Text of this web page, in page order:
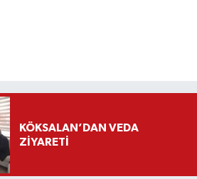
KÖKSALAN’DAN VEDA
ZİYARETİ